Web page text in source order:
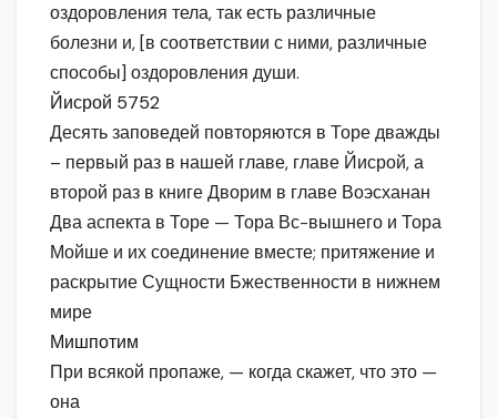
оздоровления тела, так есть различные
болезни и, [в соответствии с ними, различные
способы] оздоровления души.
Йисрой 5752
Десять заповедей повторяются в Торе дважды
– первый раз в нашей главе, главе Йисрой, а
второй раз в книге Дворим в главе Воэсханан
Два аспекта в Торе — Тора Вс-вышнего и Тора
Мойше и их соединение вместе; притяжение и
раскрытие Сущности Бжественности в нижнем
мире
Мишпотим
При всякой пропаже, — когда скажет, что это —
она